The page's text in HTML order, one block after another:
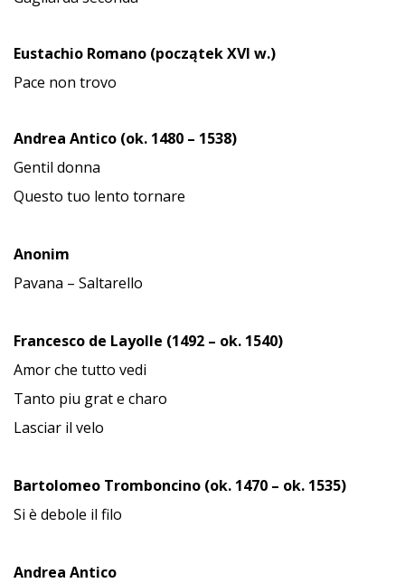
Eustachio Romano (początek XVI w.)
Pace non trovo
Andrea Antico (ok. 1480 – 1538)
Gentil donna
Questo tuo lento tornare
Anonim
Pavana – Saltarello
Francesco de Layolle (1492 – ok. 1540)
Amor che tutto vedi
Tanto piu grat e charo
Lasciar il velo
Bartolomeo Tromboncino (ok. 1470 – ok. 1535)
Si è debole il filo
Andrea Antico